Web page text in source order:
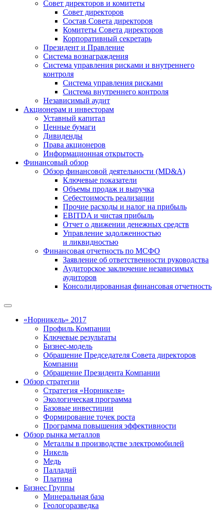
Совет директоров и комитеты
Совет директоров
Состав Совета директоров
Комитеты Совета директоров
Корпоративный секретарь
Президент и Правление
Система вознаграждения
Система управления рисками и внутреннего
контроля
Система управления рисками
Система внутреннего контроля
Независимый аудит
Акционерам и инвесторам
Уставный капитал
Ценные бумаги
Дивиденды
Права акционеров
Информационная открытость
Финансовый обзор
Обзор финансовой деятельности (MD&A)
Ключевые показатели
Объемы продаж и выручка
Себестоимость реализации
Прочие расходы и налог на прибыль
EBITDA и чистая прибыль
Отчет о движении денежных средств
Управление задолженностью
и ликвидностью
Финансовая отчетность по МСФО
Заявление об ответственности руководства
Аудиторское заключение независимых
аудиторов
Консолидированная финансовая отчетность
«Норникель» 2017
Профиль Компании
Ключевые результаты
Бизнес-модель
Обращение Председателя Совета директоров
Компании
Обращение Президента Компании
Обзор стратегии
Стратегия «Норникеля»
Экологическая программа
Базовые инвестиции
Формирование точек роста
Программа повышения эффективности
Обзор рынка металлов
Металлы в производстве электромобилей
Никель
Медь
Палладий
Платина
Бизнес Группы
Минеральная база
Геологоразведка